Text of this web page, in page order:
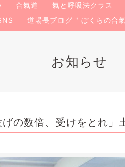
合氣道 氣と呼吸法クラス
道場長ブログ " ぼくらの合
お知らせ
げの数倍、受けをと